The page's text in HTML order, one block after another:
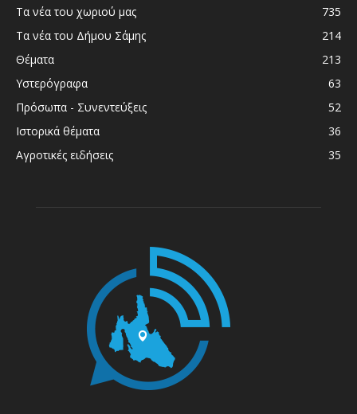
Τα νέα του χωριού μας
735
Τα νέα του Δήμου Σάμης
214
Θέματα
213
Υστερόγραφα
63
Πρόσωπα - Συνεντεύξεις
52
Ιστορικά θέματα
36
Αγροτικές ειδήσεις
35